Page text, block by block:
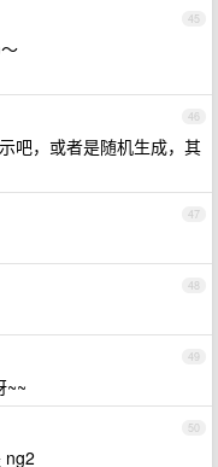
45
46
吧，或者是随机生成，其
47
48
49
~~
50
ng2